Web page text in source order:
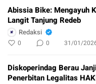
Abissia Bike: Mengayuh
Langit Tanjung Redeb
Redaksi
0 0 31/01/
Diskoperindag Berau
Penerbitan Legalitas